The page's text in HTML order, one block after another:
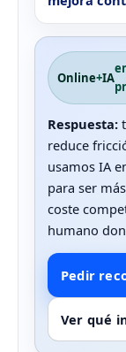
Online+IA
Respuesta:
reduce
usamos IA
para ser
coste
humano
Pedir
Ver qué